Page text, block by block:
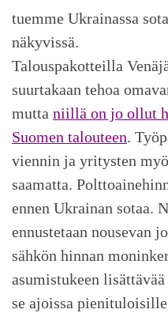
tuemme Ukrainassa
näkyvissä.
Talouspakotteilla
suurtakaan tehoa
mutta niillä on jo ollut
Suomen talouteen.
viennin ja yritysten
saamatta.
ennen Ukrainan sotaa.
ennustetaan nousevan
sähkön hinnan
asumistukeen
se ajoissa